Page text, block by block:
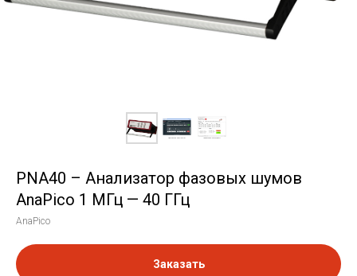
PNA40 – Анализатор фазовых шумов
AnaPico 1 МГц — 40 ГГц
AnaPico
Заказать